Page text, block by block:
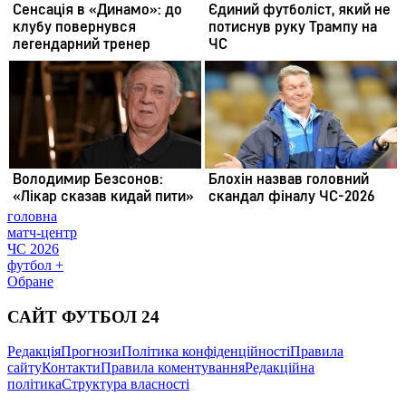
головна
матч-центр
ЧС 2026
футбол +
Обране
САЙТ ФУТБОЛ 24
РедакціяПрогнозиПолітика конфіденційностіПравила
сайтуКонтактиПравила коментуванняРедакційна
політикаСтруктура власності